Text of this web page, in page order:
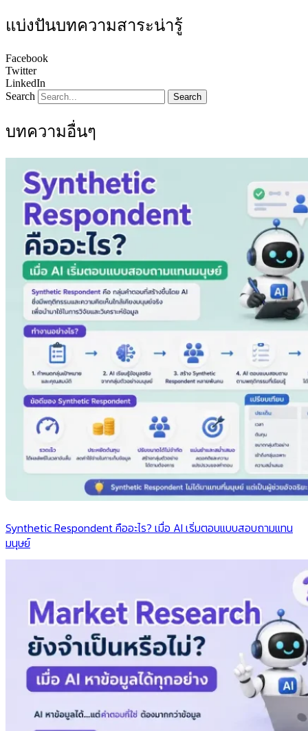
แบ่งปันบทความสาระน่ารู้
Facebook
Twitter
LinkedIn
Search
Search
บทความอื่นๆ
Synthetic Respondent คืออะไร? เมื่อ AI เริ่มตอบแบบสอบถามแทน
มนุษย์